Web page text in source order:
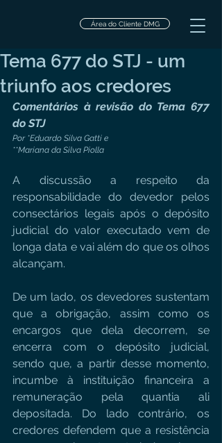
Área do Cliente DMG
Tema 677 do STJ - um
triunfo aos credores
Comentários à revisão do Tema 677
do STJ
Por *Eduardo Silva Gatti e
**Mariana da Silva Piolla
A discussão a respeito da
responsabilidade do devedor pelos
consectários legais após o depósito
judicial do valor executado vem de
longa data e vai além do que os olhos
alcançam.
De um lado, os devedores sustentam
que a obrigação, assim como os
encargos que dela decorrem, se
encerra com o depósito judicial,
sendo que, a partir desse momento,
incumbe à instituição financeira a
remuneração pela quantia ali
depositada. Do lado contrário, os
credores defendem que a resistência